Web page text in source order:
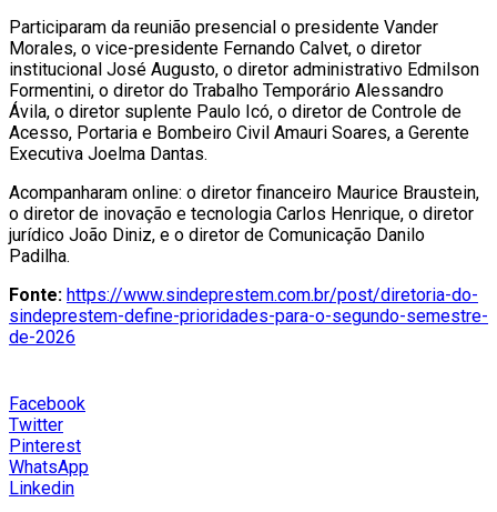
Participaram da reunião presencial o presidente Vander
Morales, o vice-presidente Fernando Calvet, o diretor
institucional José Augusto, o diretor administrativo Edmilson
Formentini, o diretor do Trabalho Temporário Alessandro
Ávila, o diretor suplente Paulo Icó, o diretor de Controle de
Acesso, Portaria e Bombeiro Civil Amauri Soares, a Gerente
Executiva Joelma Dantas.
Acompanharam online: o diretor financeiro Maurice Braustein,
o diretor de inovação e tecnologia Carlos Henrique, o diretor
jurídico João Diniz, e o diretor de Comunicação Danilo
Padilha.
Fonte: https://www.sindeprestem.com.br/post/diretoria-do-
sindeprestem-define-prioridades-para-o-segundo-semestre-
de-2026
Facebook
Twitter
Pinterest
WhatsApp
Linkedin